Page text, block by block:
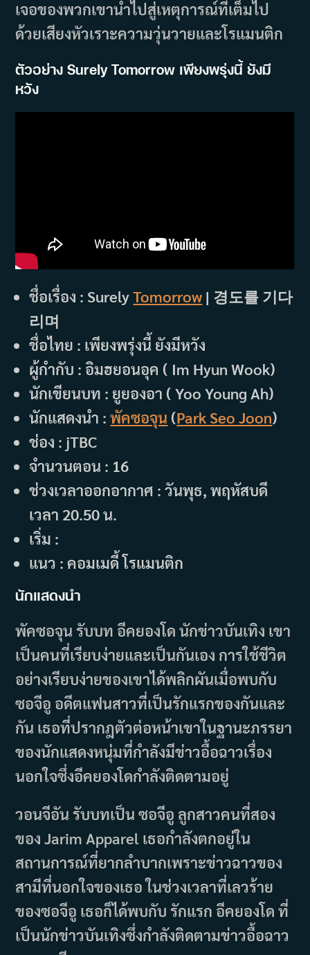
เจอของพวกเขานำไปสู่เหตุการณ์ที่เต็มไป
ด้วยเสียงหัวเราะความวุ่นวายและโรแมนติก
ตัวอย่าง Surely Tomorrow เพียงพรุ่งนี้ ยังมี
หวัง
ชื่อเรื่อง : SurelyTomorrow | 경도를 기다
리며
ชื่อไทย : เพียงพรุ่งนี้ ยังมีหวัง
ผู้กำกับ : อิมฮยอนอุค ( Im Hyun Wook)
นักเขียนบท : ยูยองอา ( Yoo Young Ah)
นักแสดงนำ :พัคซอจุน (Park Seo Joon)
ช่อง : jTBC
จำนวนตอน : 16
ช่วงเวลาออกอากาศ : วันพุธ, พฤหัสบดี
เวลา 20.50 น.
เริ่ม :
แนว : คอมเมดี้ โรแมนติก
นักแสดงนำ
พัคซอจุน รับบท อีคยองโด นักข่าวบันเทิง เขา
เป็นคนที่เรียบง่ายและเป็นกันเอง การใช้ชีวิต
อย่างเรียบง่ายของเขาได้พลิกผันเมื่อพบกับ
ซอจีอู อดีตแฟนสาวที่เป็นรักแรกของกันและ
กัน เธอที่ปรากฎตัวต่อหน้าเขาในฐานะภรรยา
ของนักแสดงหนุ่มที่กำลังมีข่าวอื้อฉาวเรื่อง
นอกใจซึ่งอีคยองโดกำลังติดตามอยู่
วอนจีอัน รับบทเป็น ซอจีอู ลูกสาวคนที่สอง
ของ Jarim Apparel เธอกำลังตกอยู่ใน
สถานการณ์ที่ยากลำบากเพราะข่าวฉาวของ
สามีที่นอกใจของเธอ ในช่วงเวลาที่เลวร้าย
ของซอจีอู เธอก็ได้พบกับ รักแรก อีคยองโด ที่
เป็นนักข่าวบันเทิงซึ่งกำลังติดตามข่าวอื้อฉาว